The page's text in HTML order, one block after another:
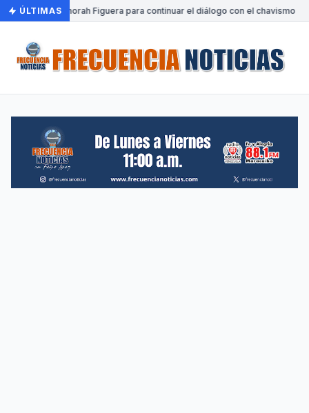
ÚLTIMAS
a Venezuela Dinorah Figuera para continuar el diálogo con el chavismo